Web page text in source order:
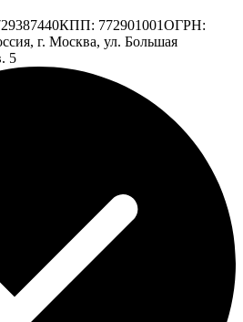
КПП: 772901001ОГРН:
г. Москва, ул. Большая
5